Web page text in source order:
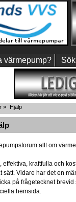
värmepump? Sök
» Hjälp
allt om
effektiva, kraftfulla och
sätt. Vidare har det en
på frågetecknet
hemsida.